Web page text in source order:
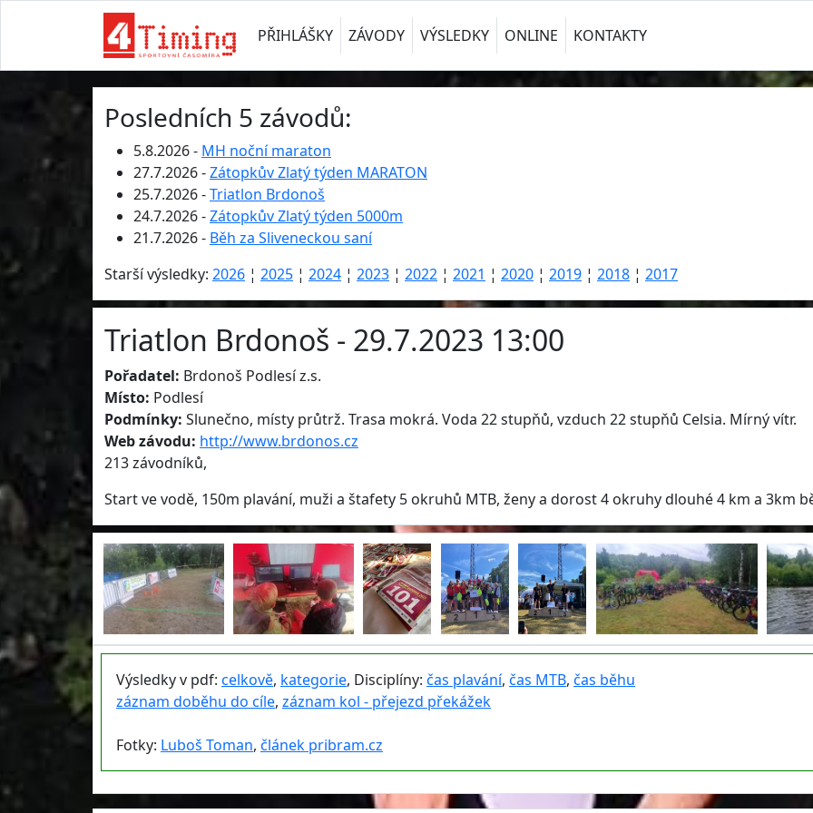
PŘIHLÁŠKY ZÁVODY VÝSLEDKY ONLINE KONTAKTY
Posledních 5 závodů:
5.8.2026 - MH noční maraton
27.7.2026 -Zátopkův Zlatý týden MARATON
25.7.2026 -Triatlon Brdonoš
24.7.2026 -Zátopkův Zlatý týden 5000m
21.7.2026 - Běh za Sliveneckou saní
Starší výsledky: 2026 ¦ 2025 ¦ 2024 ¦ 2023 ¦ 2022 ¦ 2021 ¦ 2020 ¦ 2019 ¦ 2018 ¦ 2017
Triatlon Brdonoš - 29.7.2023 13:00
Pořadatel: Brdonoš Podlesí z.s.
Místo: Podlesí
Podmínky: Slunečno, místy průtrž. Trasa mokrá. Voda 22 stupňů, vzduch 22 stupňů Celsia. Mírný vítr.
Web závodu: http://www.brdonos.cz
213 závodníků,
Start ve vodě, 150m plavání, muži a štafety 5 okruhů MTB, ženy a dorost 4 okruhy dlouhé 4 km a 3km
Výsledky v pdf: celkově, kategorie, Disciplíny: čas plavání, čas MTB, čas běhu
záznam doběhu do cíle, záznam kol - přejezd překážek
Fotky: Luboš Toman, článek pribram.cz